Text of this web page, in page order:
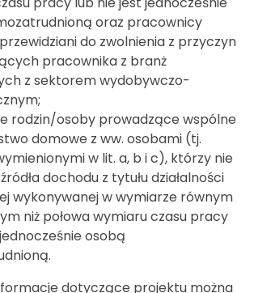
oraz pracownicy
do zwolnienia z przyczyn
pracownika z branż
z sektorem wydobywczo-
rodzin/osoby prowadzące wspólne
domowe z ww. osobami (tj.
w lit. a, b i c), którzy nie
dochodu z tytułu działalności
wykonywanej w wymiarze równym
niż połowa wymiaru czasu pracy
osobą
dotyczące projektu można